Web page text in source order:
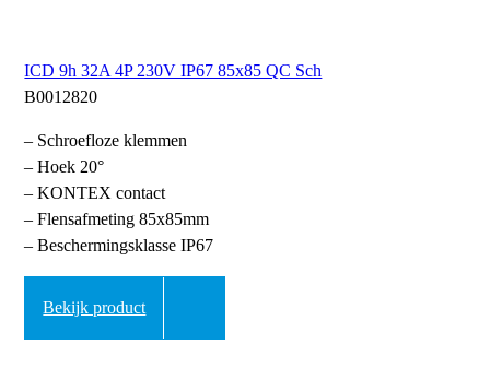
ICD 9h 32A 4P 230V IP67 85x85 QC Sch
B0012820
– Schroefloze klemmen
– Hoek 20°
– KONTEX contact
– Flensafmeting 85x85mm
– Beschermingsklasse IP67
Bekijk product